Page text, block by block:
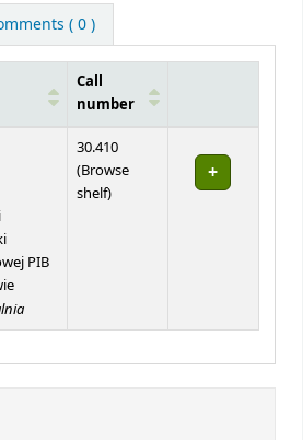
( 0 )
Call
number
PIB
30.410
(Browse
shelf(Opens below)
)